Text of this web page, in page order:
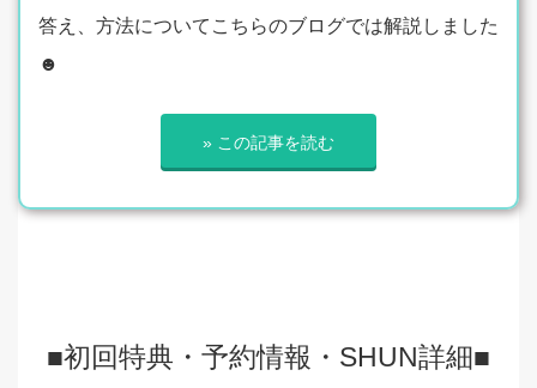
答え、方法についてこちらのブログでは解説しました
☻
» この記事を読む
■初回特典・予約情報・SHUN詳細■